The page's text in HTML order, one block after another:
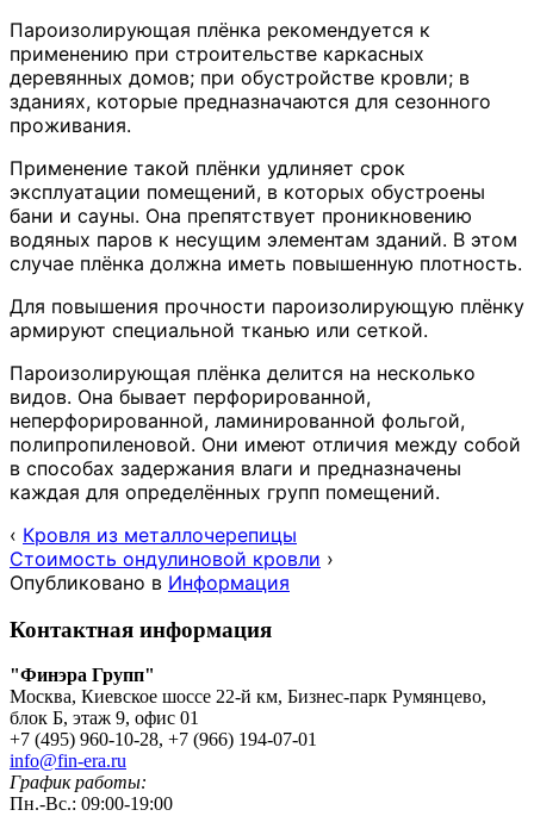
Пароизолирующая плёнка рекомендуется к
применению при строительстве каркасных
деревянных домов; при обустройстве кровли; в
зданиях, которые предназначаются для сезонного
проживания.
Применение такой плёнки удлиняет срок
эксплуатации помещений, в которых обустроены
бани и сауны. Она препятствует проникновению
водяных паров к несущим элементам зданий. В этом
случае плёнка должна иметь повышенную плотность.
Для повышения прочности пароизолирующую плёнку
армируют специальной тканью или сеткой.
Пароизолирующая плёнка делится на несколько
видов. Она бывает перфорированной,
неперфорированной, ламинированной фольгой,
полипропиленовой. Они имеют отличия между собой
в способах задержания влаги и предназначены
каждая для определённых групп помещений.
‹ Кровля из металлочерепицы
Стоимость ондулиновой кровли ›
Опубликовано в Информация
Контактная информация
"Финэра Групп"
Москва, Киевское шоссе 22-й км, Бизнес-парк Румянцево,
блок Б, этаж 9, офис 01
+7 (495) 960-10-28, +7 (966) 194-07-01
info@fin-era.ru
График работы:
Пн.-Вс.: 09:00-19:00